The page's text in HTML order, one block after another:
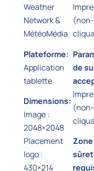
Weather
Network &
MétéoMédia
Plateforme:
Application
tablette
Dimensions:
Image :
2048×2048
Placement
logo :
430×214
(non-
de
(non-